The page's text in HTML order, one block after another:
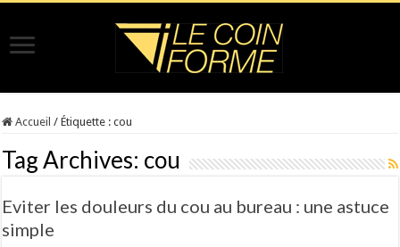
Accueil / Étiquette :cou
Tag Archives: cou
Eviter les douleurs du cou au bureau : une astuce
simple